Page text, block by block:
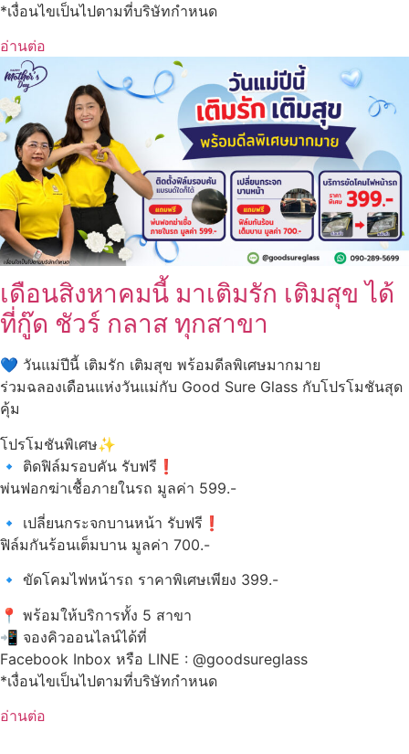
*เงื่อนไขเป็นไปตามที่บริษัทกำหนด
อ่านต่อ
เดือนสิงหาคมนี้ มาเติมรัก เติมสุข ได้
ที่กู๊ด ชัวร์ กลาส ทุกสาขา
วันแม่ปีนี้ เติมรัก เติมสุข พร้อมดีลพิเศษมากมาย
ร่วมฉลองเดือนแห่งวันแม่กับ Good Sure Glass กับโปรโมชันสุด
คุ้ม
โปรโมชันพิเศษ
ติดฟิล์มรอบคัน รับฟรี
พ่นฟอกฆ่าเชื้อภายในรถ มูลค่า 599.-
เปลี่ยนกระจกบานหน้า รับฟรี
ฟิล์มกันร้อนเต็มบาน มูลค่า 700.-
ขัดโคมไฟหน้ารถ ราคาพิเศษเพียง 399.-
พร้อมให้บริการทั้ง 5 สาขา
จองคิวออนไลน์ได้ที่
Facebook Inbox หรือ LINE : @‌goodsureglass
*เงื่อนไขเป็นไปตามที่บริษัทกำหนด
อ่านต่อ